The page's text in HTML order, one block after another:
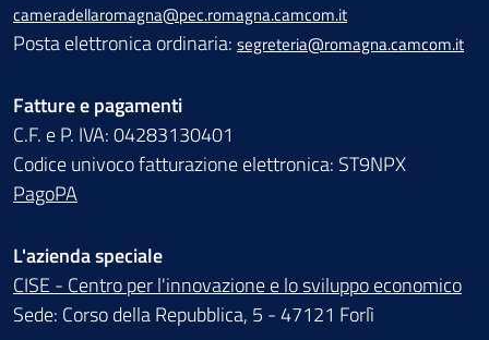
cameradellaromagna@pec.romagna.camcom.it
Posta elettronica ordinaria: segreteria@romagna.camcom.it
Fatture e pagamenti
C.F. e P. IVA: 04283130401
Codice univoco fatturazione elettronica: ST9NPX
PagoPA
L'azienda speciale
CISE - Centro per l'innovazione e lo sviluppo economico
Sede: Corso della Repubblica, 5 - 47121 Forlì